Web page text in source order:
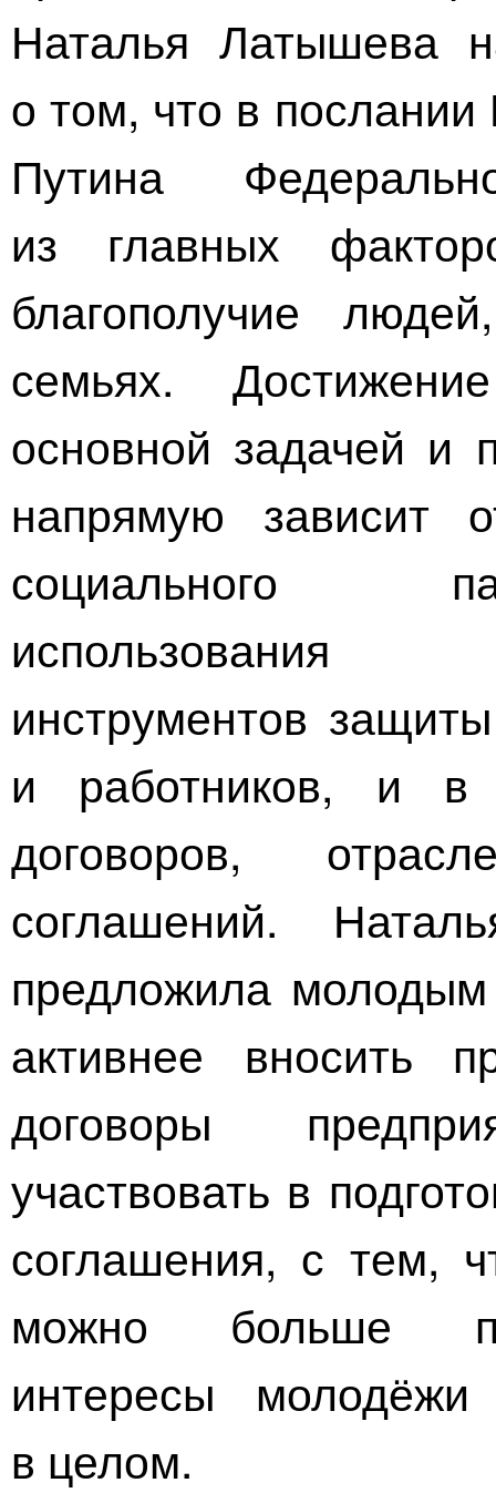
Наталья Латышева
о том, что в
Путина
из главных
благополучие
семьях.
основной задачей
напрямую зависит
социального
использования
инструментов
и работников, и в
договоров,
соглашений.
предложила
активнее вносить
договоры
участвовать в
соглашения, с тем,
можно больше
интересы
в целом.